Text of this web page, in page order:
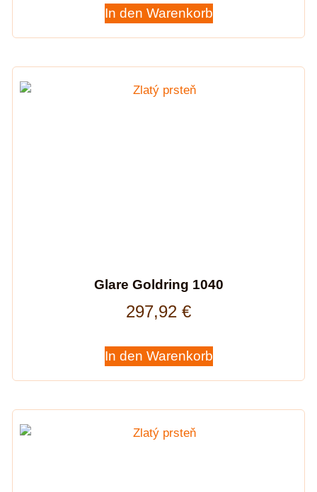
In den Warenkorb
Glare Goldring 1040
297,92 €
In den Warenkorb